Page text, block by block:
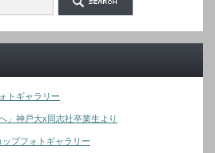
トギャラリー
」神戸大x同志社卒業生より
プフォトギャラリー